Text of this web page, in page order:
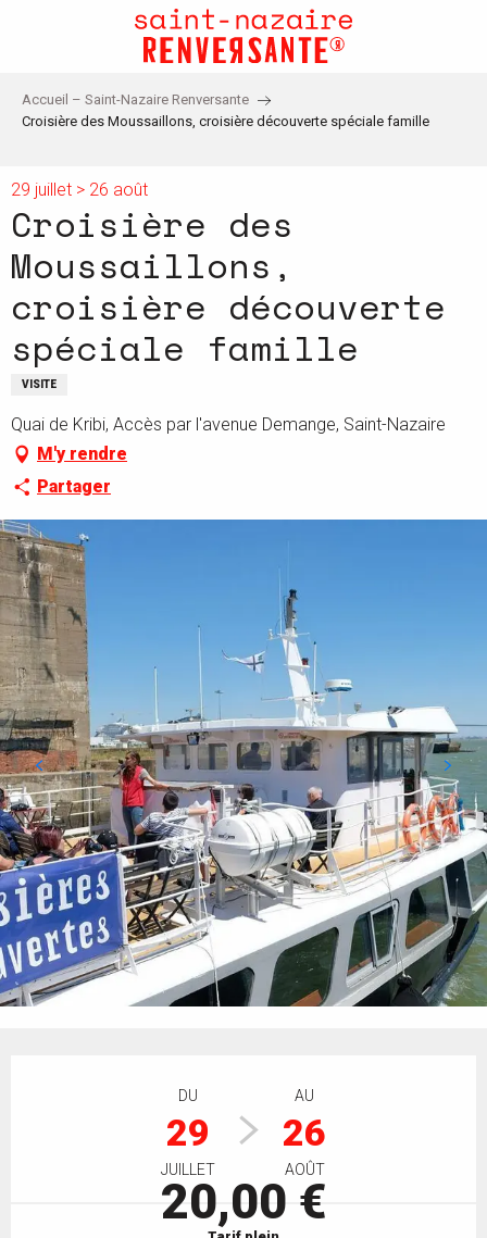
principal
Accueil – Saint-Nazaire Renversante
Croisière des Moussaillons, croisière découverte spéciale famille
29 juillet > 26 août
Croisière des
Moussaillons,
croisière découverte
spéciale famille
VISITE
Quai de Kribi, Accès par l'avenue Demange, Saint-Nazaire
M'y rendre
Partager
DU
29
JUILLET
AU
26
AOÛT
20,00 €